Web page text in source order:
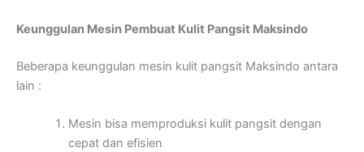
Keunggulan Mesin Pembuat Kulit Pangsit Maksindo
Beberapa keunggulan mesin kulit pangsit Maksindo antara
lain :
Mesin bisa memproduksi kulit pangsit dengan
cepat dan efisien